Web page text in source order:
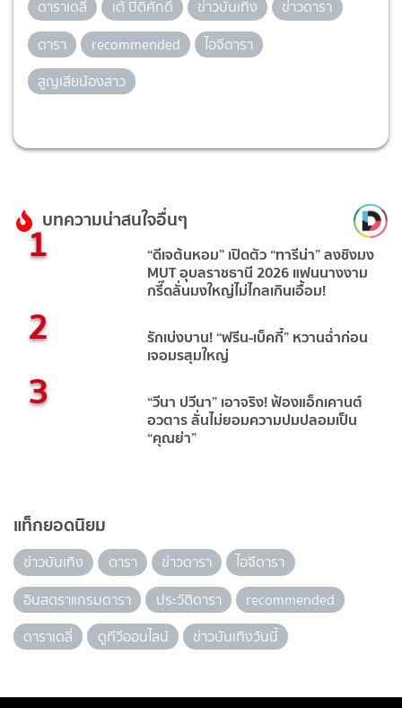
ดาราเดลี่ เต้ ปิติศักดิ์ ข่าวบันเทิง
ข่าวดารา
ดารา
recommended
ไอจีดารา
สูญเสียน้องสาว
บทความน่าสนใจอื่นๆ
1 “ดีเจต้นหอม” เปิดตัว “ทารีน่า” ลงชิงมง
MUT อุบลราชธานี 2026 แฟนนางงาม
กรี๊ดลั่นมงใหญ่ไม่ไกลเกินเอื้อม!
2 รักเบ่งบาน! “ฟรีน-เบ็คกี้” หวานฉ่ำก่อน
เจอมรสุมใหญ่
3 “วีนา ปวีนา” เอาจริง! ฟ้องแอ็กเคานต์
อวตาร ลั่นไม่ยอมความปมปลอมเป็น
“คุณย่า”
แท็กยอดนิยม
ข่าวบันเทิง ดารา ข่าวดารา
ไอจีดารา
อินสตราแกรมดารา
ประวัติดารา
recommended
ดาราเดลี่
ดูทีวีออนไลน์ ข่าวบันเทิงวันนี้